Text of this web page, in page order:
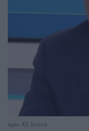
πριν 43 λεπτά